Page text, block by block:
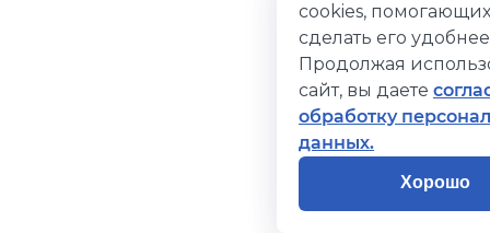
cookies,
сделать его
Продолжая
сайт, вы даете
обработку
данных.
Хорошо